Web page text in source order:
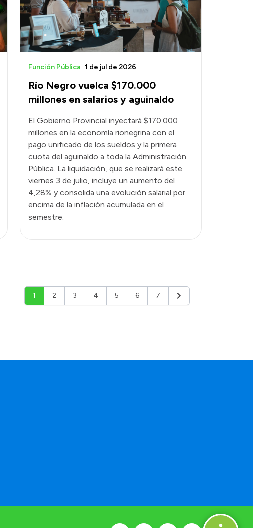
Río Negro vuelca $170.000
millones en salarios y aguinaldo
Función Pública 1 de jul de 2026
El Gobierno Provincial inyectará $170.000
millones en la economía rionegrina con el
pago unificado de los sueldos y la primera
cuota del aguinaldo a toda la Administración
Pública. La liquidación, que se realizará este
viernes 3 de julio, incluye un aumento del
4,28% y consolida una evolución salarial por
encima de la inflación acumulada en el
semestre.
1 2 3 4 5 6 7 Siguiente